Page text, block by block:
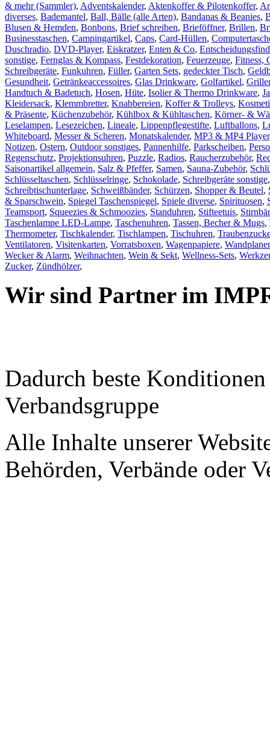
& mehr (Sammler), Adventskalender, Aktenkoffer & Pilotenkoffer,
diverses, Bademantel, Ball, Bälle (alle Arten), Bandanas & Beanies,
Blusen & Hemden, Bonbons, Brief schreiben, Brieföffner, Brillen,
Businesstaschen, Campingartikel, Caps, Card-Hüllen,
Duschradio, DVD-Player, Eiskratzer, Enten & Co,
sonstige, Fernglas & Kompass, Festdekoration, Feuerzeuge, Fitness,
Schreibgeräte, Funkuhren, Füller, Garten Sets, gedeckter Tisch,
Gesundheit, Getränkeaccessoires, Glas Drinkware, Golfartikel,
Handtuch & Badetuch, Hosen, Hüte, Isolier & Thermo Drinkware,
Kleidersack, Klemmbretter, Knabbereien, Koffer & Trolleys,
& Präsente, Küchenzubehör, Kühlbox & Kühltaschen, Körner- &
Leselampen, Lesezeichen, Lineale, Lippenpflegestifte, Luftballons,
Whiteboard, Messer & Scheren, Monatskalender, MP3 & MP4 Player
Notizen, Ostern, Outdoor sonstiges, Pannenhilfe, Parkscheiben,
Regenschutz, Projektionsuhren, Puzzle, Radios, Raucherzubehör,
Saisonartikel allgemein, Salz & Pfeffer, Samen, Sauna-Zubehör,
Schlüsseltaschen, Schlüsselringe, Schokolade, Schreibgeräte sonstige
Schreibtischunterlage, Schweißbänder, Schürzen, Shopper & Beutel,
& Sparschwein, Spiegel Taschenspiegel, Spiele diverse, Spirituosen,
Teamsport, Squeezies & Schmoozies, Standuhren, Stifteetuis,
Taschenlampe LED-Lampe, Taschenuhren, Tassen, Becher & Mugs,
Thermometer, Tischkalender, Tischlampen, Tischuhren,
Ventilatoren, Visitenkarten, Vorratsboxen, Wagenpapiere, Wandplaner
Wecker & Alarm, Weihnachten, Wein & Sekt, Wellness-Sets,
Zucker, Zündhölzer,
Wir sind Partner im
Dadurch beste
Verbandsgruppe
Alle Inhalte unserer
Behörden, Verbände oder